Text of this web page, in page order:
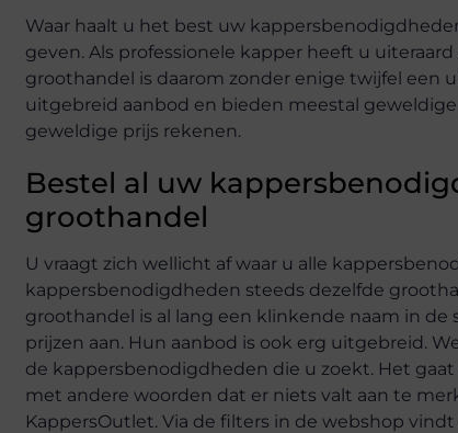
Waar haalt u het best uw
geven. Als professionele kapper heeft u
groothandel is daarom zonder enige twijfel een
uitgebreid aanbod en bieden meestal
geweldige prijs rekenen.
Bestel al uw
groothandel
U vraagt zich wellicht af waar u alle
kappersbenodigdheden steeds dezelfde
groothandel is al lang een klinkende naam in
prijzen aan. Hun aanbod is ook erg uitgebreid.
de kappersbenodigdheden die u zoekt. Het gaat
met andere woorden dat er niets valt aan te
KappersOutlet. Via de filters in de webshop